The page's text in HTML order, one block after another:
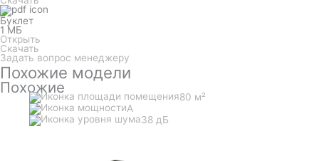
Буклет
1 МБ
Открыть
Скачать
Задать вопрос менеджеру
Похожие модели
Похожие
80 м²
A
38 дБ